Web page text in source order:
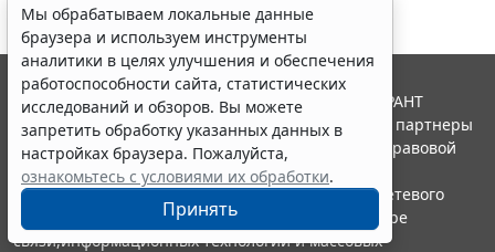
Мы обрабатываем локальные данные
браузера и используем инструменты
аналитики в целях улучшения и обеспечения
работоспособности сайта, статистических
исследований и обзоров. Вы можете
запретить обработку указанных данных в
настройках браузера. Пожалуйста,
ознакомьтесь с условиями их обработки.
Принять
© ООО "НПП "ГАРАНТ-СЕРВИС", 2026. Система ГАРАНТ
выпускается с 1990 года. Компания "Гарант" и ее партнеры
являются участниками Российской ассоциации правовой
информации ГАРАНТ.
Портал ГАРАНТ.РУ зарегистрирован в качестве сетевого
издания Федеральной службой по надзору в сфере
связи,информационных технологий и массовых